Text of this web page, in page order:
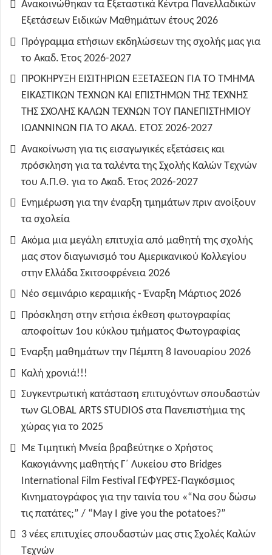
Ανακοινώθηκαν τα Εξεταστικά Κέντρα Πανελλαδικών
Εξετάσεων Ειδικών Μαθημάτων έτους 2026
Πρόγραμμα ετήσιων εκδηλώσεων της σχολής μας για
το Ακαδ. Έτος 2026-2027
ΠΡΟΚΗΡΥΞΗ ΕΙΣΙΤΗΡΙΩΝ ΕΞΕΤΑΣΕΩΝ ΓΙΑ ΤO TMHMA
ΕΙΚΑΣΤΙΚΩΝ ΤΕΧΝΩΝ ΚΑΙ ΕΠΙΣΤΗΜΩΝ ΤΗΣ ΤΕΧΝΗΣ
ΤΗΣ ΣΧΟΛΗΣ ΚΑΛΩΝ ΤΕΧΝΩΝ ΤΟΥ ΠΑΝΕΠΙΣΤΗΜΙΟΥ
ΙΩΑΝΝΙΝΩΝ ΓΙΑ ΤΟ ΑΚΑΔ. ΕΤΟΣ 2026-2027
Ανακοίνωση για τις εισαγωγικές εξετάσεις και
πρόσκληση για τα ταλέντα της Σχολής Καλών Τεχνών
του Α.Π.Θ. για το Ακαδ. Έτος 2026-2027
Ενημέρωση για την έναρξη τμημάτων πριν ανοίξουν
τα σχολεία
Ακόμα μια μεγάλη επιτυχία από μαθητή της σχολής
μας στον διαγωνισμό του Αμερικανικού Κολλεγίου
στην Ελλάδα Σκιτσοφρένεια 2026
Νέο σεμινάριο κεραμικής - Έναρξη Μάρτιος 2026
Πρόσκληση στην ετήσια έκθεση φωτογραφίας
αποφοίτων 1ου κύκλου τμήματος Φωτογραφίας
Έναρξη μαθημάτων την Πέμπτη 8 Ιανουαρίου 2026
Καλή χρονιά!!!
Συγκεντρωτική κατάσταση επιτυχόντων σπουδαστών
των GLOBAL ARTS STUDIOS στα Πανεπιστήμια της
χώρας για το 2025
Με Τιμητική Μνεία βραβεύτηκε ο Χρήστος
Κακογιάννης μαθητής Γ΄ Λυκείου στο Bridges
International Film Festival ΓΕΦΥΡΕΣ-Παγκόσμιος
Κινηματογράφος για την ταινία του «“Να σου δώσω
τις πατάτες;” / “May I give you the potatoes?”
3 νέες επιτυχίες σπουδαστών μας στις Σχολές Καλών
Τεχνών